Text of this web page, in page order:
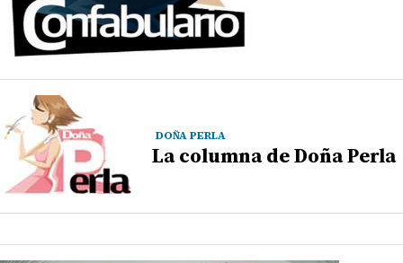
DOÑA PERLA
La columna de Doña Perla